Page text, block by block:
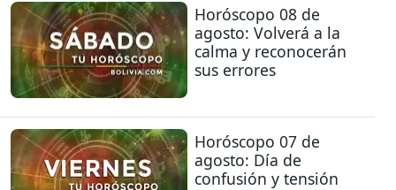
Horóscopo 08 de
agosto: Volverá a la
calma y reconocerán
sus errores
Horóscopo 07 de
agosto: Día de
confusión y tensión